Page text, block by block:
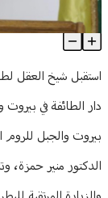
منوعات
شيخ العقل: زيارة
Article Content
استقبل شيخ العقل
دار الطائفة في
بيروت والجبل للروم
الدكتور منير حمزة،